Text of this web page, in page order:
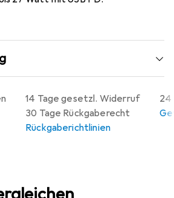
14 Tage gesetzl. Widerruf
30 Tage Rückgaberecht
Rückgaberichtlinien
24